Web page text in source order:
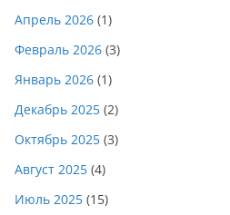
Апрель 2026 (1)
Февраль 2026 (3)
Январь 2026 (1)
Декабрь 2025 (2)
Октябрь 2025 (3)
Август 2025 (4)
Июль 2025 (15)